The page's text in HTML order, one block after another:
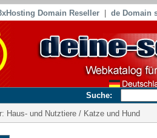
Domain Reseller de Domain
Suche:
Haus- und Nutztiere / Katze und Hund